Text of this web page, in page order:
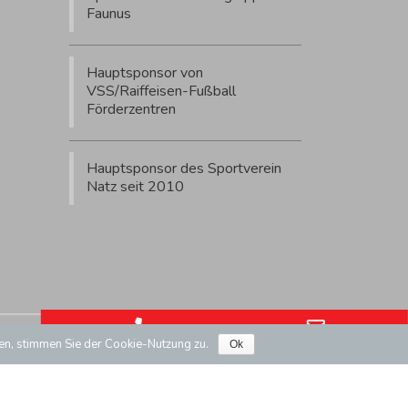
Faunus
Hauptsponsor von
VSS/Raiffeisen-Fußball
Förderzentren
Hauptsponsor des Sportverein
Natz seit 2010
Mwst Nr/P. IVA.: IT02732080219
Phone Number for calling
Email
stimmen Sie der Cookie-Nutzung zu. Ok